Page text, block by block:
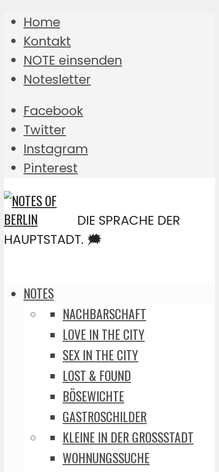
Home
Kontakt
NOTE einsenden
Notesletter
Facebook
Twitter
Instagram
Pinterest
DIE SPRACHE DER
HAUPTSTADT. 🗯️
NOTES
NACHBARSCHAFT
LOVE IN THE CITY
SEX IN THE CITY
LOST & FOUND
BÖSEWICHTE
GASTROSCHILDER
KLEINE IN DER GROSSSTADT
WOHNUNGSSUCHE